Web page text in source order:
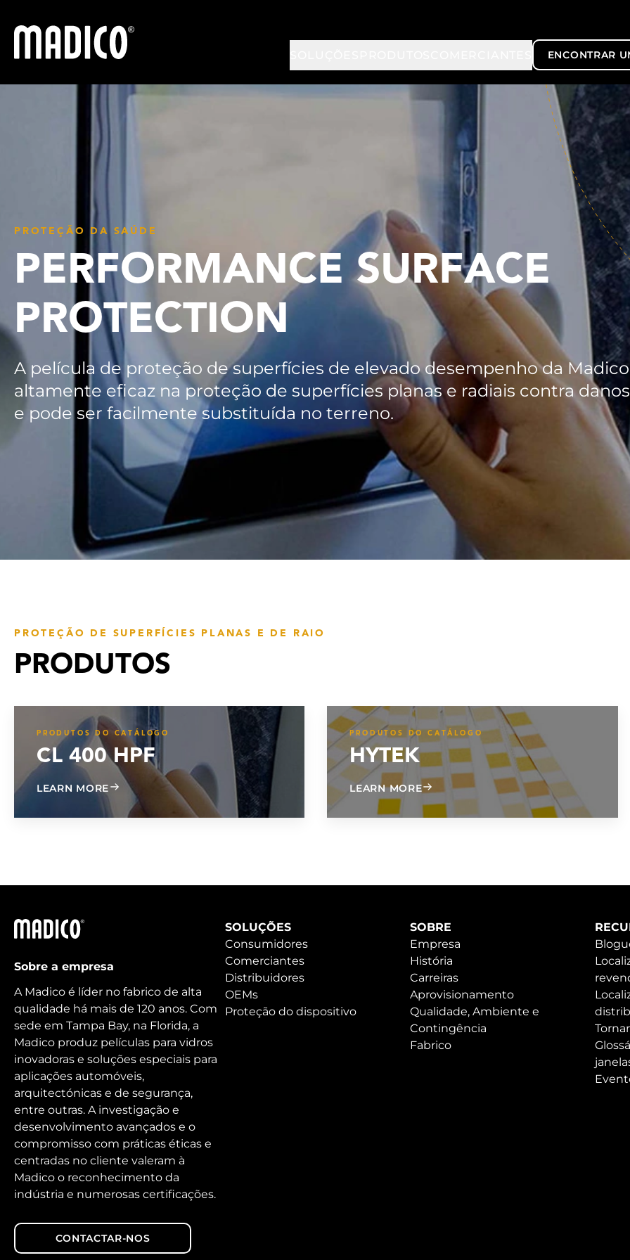
Madico
ENCONTRAR
PROTEÇÃO DA SAÚDE
PERFORMANCE SURFACE
PROTECTION
A película de proteção de superfícies de elevado desempenho da
altamente eficaz na proteção de superfícies planas e radiais contra danos
e pode ser facilmente substituída no terreno.
PROTEÇÃO DE SUPERFÍCIES PLANAS E DE RAIO
PRODUTOS
PRODUTOS DO CATÁLOGO
CL 400 HPF
LEARN MOREABOUT CL 400 HPF
PRODUTOS DO CATÁLOGO
HYTEK
LEARN MOREABOUT HYTEK
Madico
Sobre a empresa
A Madico é líder no fabrico de alta
qualidade há mais de 120 anos. Com
sede em Tampa Bay, na Florida, a
Madico produz películas para vidros
inovadoras e soluções especiais para
aplicações automóveis,
arquitectónicas e de segurança,
entre outras. A investigação e
desenvolvimento avançados e o
compromisso com práticas éticas e
centradas no cliente valeram à
Madico o reconhecimento da
indústria e numerosas certificações.
CONTACTAR-NOS
SOLUÇÕES
Consumidores
Comerciantes
Distribuidores
OEMs
Proteção do dispositivo
SOBRE
Empresa
História
Carreiras
Aprovisionamento
Qualidade, Ambiente e
Contingência
Fabrico